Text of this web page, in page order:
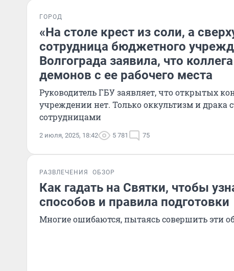
ГОРОД
«На столе крест из соли, а
сотрудница бюджетного
Волгограда заявила, что
демонов с ее рабочего места
Руководитель ГБУ заявляет, что открытых
учреждении нет. Только оккультизм и драка
сотрудницами
2 июля, 2025, 18:42 5 781 75
РАЗВЛЕЧЕНИЯ ОБЗОР
Как гадать на Святки, чтобы
способов и правила подготовки
Многие ошибаются, пытаясь совершить эти